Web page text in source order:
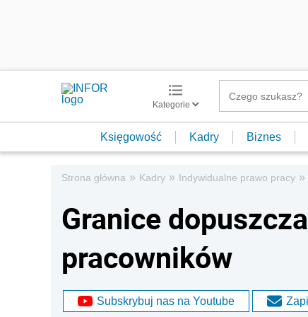
Kategorie
Księgowość Kadry Biznes
Strona główna » Kadry » Indywidualne prawo pracy »
Granice
pracowników
Subskrybuj nas na Youtube